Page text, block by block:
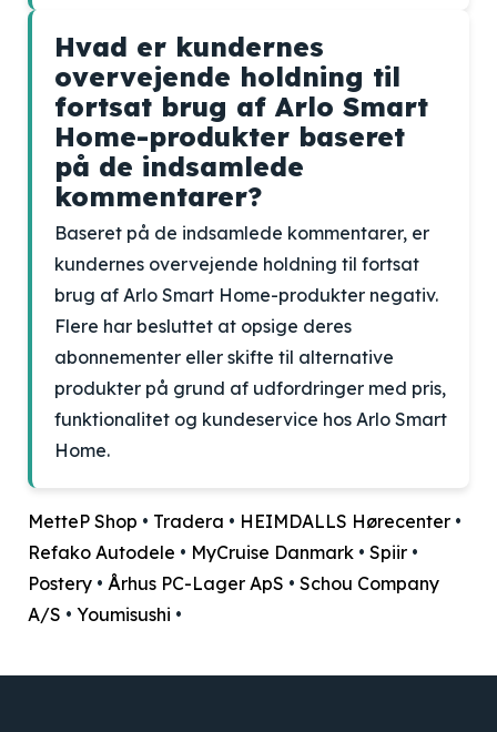
Hvad er kundernes
overvejende holdning til
fortsat brug af Arlo Smart
Home-produkter baseret
på de indsamlede
kommentarer?
Baseret på de indsamlede kommentarer, er
kundernes overvejende holdning til fortsat
brug af Arlo Smart Home-produkter negativ.
Flere har besluttet at opsige deres
abonnementer eller skifte til alternative
produkter på grund af udfordringer med pris,
funktionalitet og kundeservice hos Arlo Smart
Home.
MetteP Shop • Tradera • HEIMDALLS Hørecenter •
Refako Autodele • MyCruise Danmark • Spiir •
Postery • Århus PC-Lager ApS • Schou Company
A/S • Youmisushi •